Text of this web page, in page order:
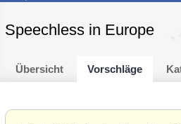
Speechless in Europe
Übersicht Vorschläge